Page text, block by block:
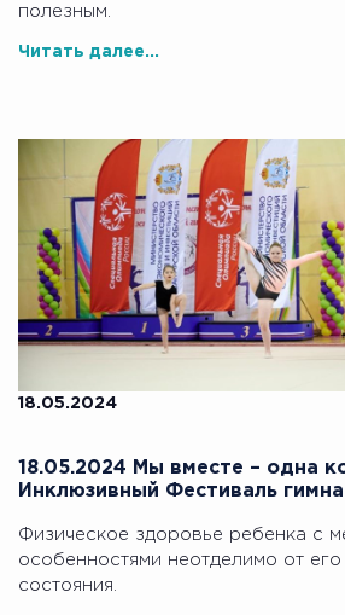
полезным.
Читать далее...
18.05.2024
18.05.2024 Мы вместе – одна
Инклюзивный Фестиваль
Физическое здоровье ребенка с
особенностями неотделимо от
состояния.